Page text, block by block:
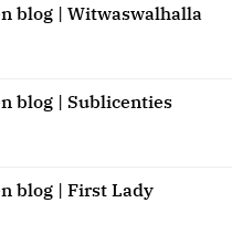
blog | Witwaswalhalla
blog | Sublicenties
blog | First Lady